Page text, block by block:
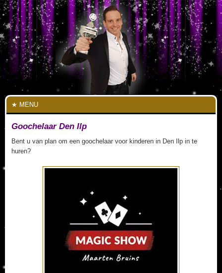
MENU
Goochelaar Den Ilp
Bent u van plan om een goochelaar voor kinderen in Den Ilp in te
huren?